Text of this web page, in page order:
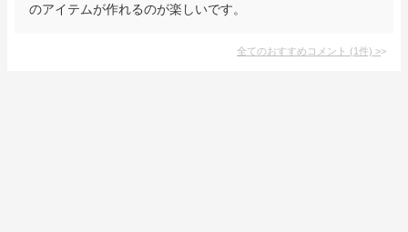
のアイテムが作れるのが楽しいです。
全てのおすすめコメント (1件) >